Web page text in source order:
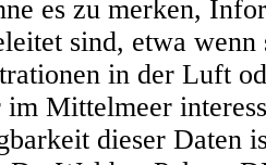
es zu merken,
sind, etwa
in der Luft
im Mittelmeer
dieser Daten